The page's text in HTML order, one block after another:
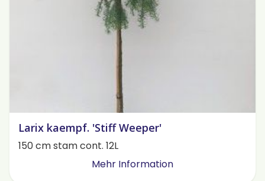
Larix kaempf. 'Stiff Weeper'
150 cm stam cont. 12L
Mehr Information